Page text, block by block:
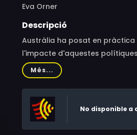
Eva Orner
Descripció
Austràlia ha posat en pràctica
l'impacte d'aquestes
Més...
No disponible